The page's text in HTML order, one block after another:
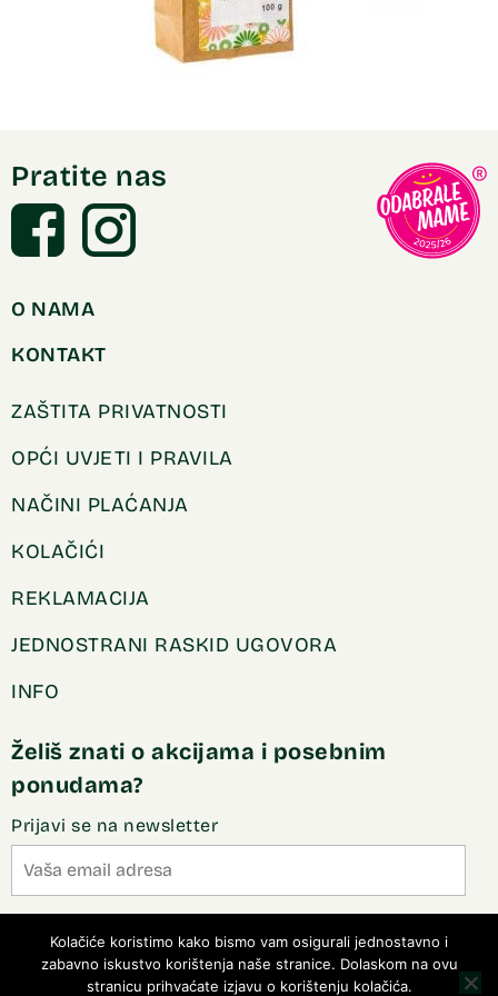
Pratite nas
O NAMA
KONTAKT
ZAŠTITA PRIVATNOSTI
OPĆI UVJETI I PRAVILA
NAČINI PLAĆANJA
KOLAČIĆI
REKLAMACIJA
JEDNOSTRANI RASKID UGOVORA
INFO
Želiš znati o akcijama i posebnim
ponudama?
Prijavi se na newsletter
Kolačiće koristimo kako bismo vam osigurali jednostavno i
zabavno iskustvo korištenja naše stranice. Dolaskom na ovu
stranicu prihvaćate izjavu o korištenju kolačića.